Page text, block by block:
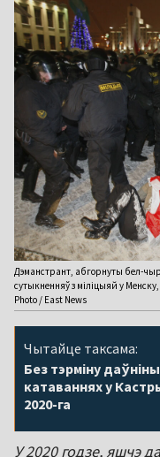
Дэманстрант, абгорнуты бел-
сутыкненняў з міліцыяй у
Photo / East News
Чытайце таксама:
Без тэрміну
катаваннях у
2020-га
У 2020 годзе, яшчэ